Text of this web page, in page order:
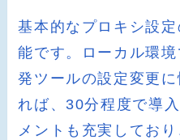
基本的なプロキシ設
能です。ローカル環
発ツールの設定変更
れば、30分程度で導
メントも充実してお